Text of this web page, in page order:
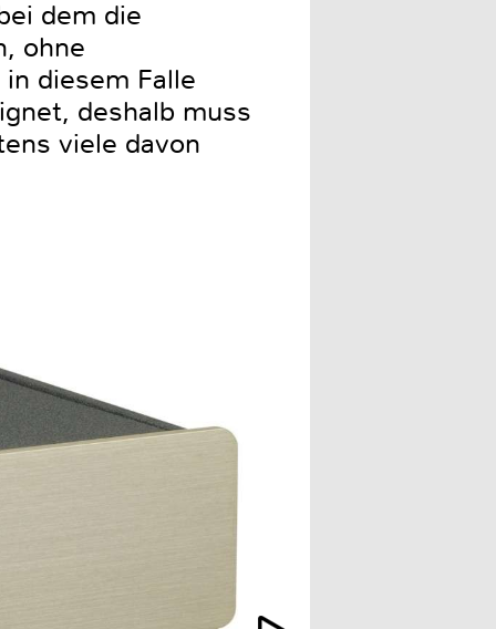
dem die
ohne
diesem Falle
deshalb muss
viele davon